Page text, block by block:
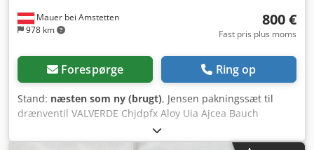
Mauer bei Amstetten
978 km
800 €
Fast pris plus moms
Forespørge Ring op
Stand: næsten som ny (brugt), Jensen pakningssæt til
drænventil VALVERDE Chjdpfx Aloy Uia Ajcea Bauch
Washer DU 90 Varenummer 50700249523 4 stk.